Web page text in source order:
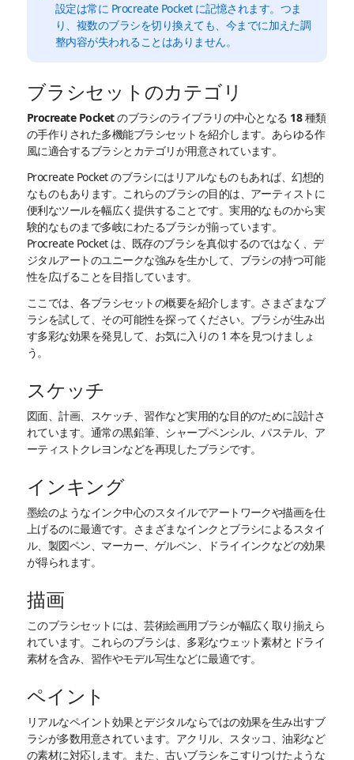
設定は常に Procreate Pocket に記憶されます。つま
り、複数のブラシを切り換えても、今までに加えた調
整内容が失われることはありません。
ブラシセットのカテゴリ
Procreate Pocket のブラシのライブラリの中心となる 18 種類
の手作りされた多機能ブラシセットを紹介します。あらゆる作
風に適合するブラシとカテゴリが用意されています。
Procreate Pocket のブラシにはリアルなものもあれば、幻想的
なものもあります。これらのブラシの目的は、アーティストに
便利なツールを幅広く提供することです。実用的なものから実
験的なものまで多岐にわたるブラシが揃っています。
Procreate Pocket は、既存のブラシを真似するのではなく、デ
ジタルアートのユニークな強みを生かして、ブラシの持つ可能
性を広げることを目指しています。
ここでは、各ブラシセットの概要を紹介します。さまざまなブ
ラシを試して、その可能性を探ってください。ブラシが生み出
す多彩な効果を発見して、お気に入りの 1 本を見つけましょ
う。
スケッチ
図面、計画、スケッチ、習作など実用的な目的のために設計さ
れています。通常の黒鉛筆、シャープペンシル、パステル、ア
ーティストクレヨンなどを再現したブラシです。
インキング
墨絵のようなインク中心のスタイルでアートワークや描画を仕
上げるのに最適です。さまざまなインクとブラシによるスタイ
ル、製図ペン、マーカー、ゲルペン、ドライインクなどの効果
が得られます。
描画
このブラシセットには、芸術絵画用ブラシが幅広く取り揃えら
れています。これらのブラシは、多彩なウェット素材とドライ
素材を含み、習作やモデル写生などに最適です。
ペイント
リアルなペイント効果とデジタルならではの効果を生み出すブ
ラシが多数用意されています。アクリル、スタッコ、油彩など
の素材に対応します。また、古いブラシをこすりつけたような